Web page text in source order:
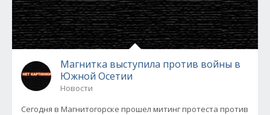
Магнитка выступила против войны в
Южной Осетии
Новости
Сегодня в Магнитогорске прошел митинг протеста против